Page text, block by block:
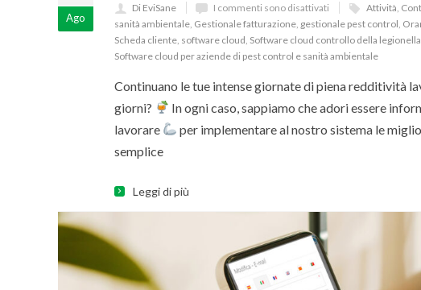
Ago
Di EviSane I commenti sono disattivati Attività
sanità ambientale Gestionale fatturazione gestionale pest control
Scheda cliente software cloud Software cloud controllo della legionella
Software cloud per aziende di pest control e sanità ambientale
Continuano le tue intense giornate di piena redditività
giorni?
In ogni caso, sappiamo che adori essere
lavorare
per implementare al nostro sistema le
semplice
Leggi di più